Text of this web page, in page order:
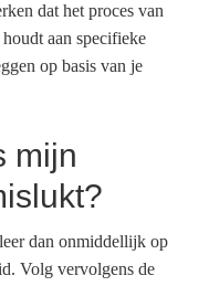
dat het proces van
aan specifieke
op basis van je
mijn
dan onmiddellijk op
Volg vervolgens de